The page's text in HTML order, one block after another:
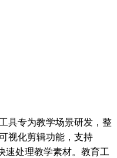
具专为教学场景研发，整
视化剪辑功能，支持
速处理教学素材。教育工